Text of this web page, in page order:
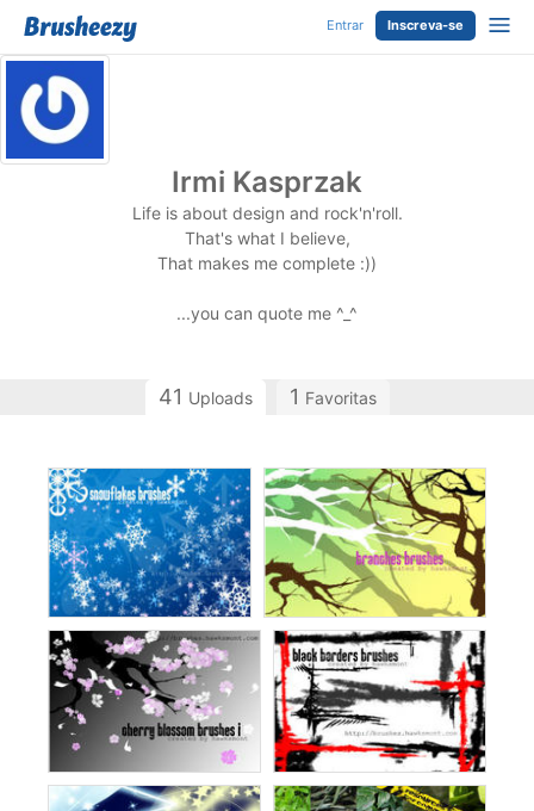
Entrar Inscreva-se
Irmi Kasprzak
Life is about design and rock'n'roll.
That's what I believe,
That makes me complete :))
...you can quote me ^_^
41 Uploads 1 Favoritas